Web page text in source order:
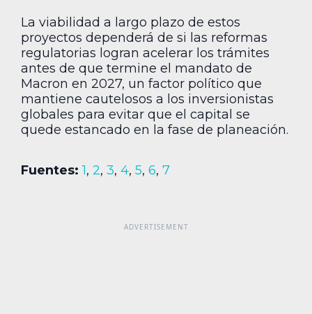
La viabilidad a largo plazo de estos
proyectos dependerá de si las reformas
regulatorias logran acelerar los trámites
antes de que termine el mandato de
Macron en 2027, un factor político que
mantiene cautelosos a los inversionistas
globales para evitar que el capital se
quede estancado en la fase de planeación.
Fuentes: 1, 2, 3, 4, 5, 6, 7